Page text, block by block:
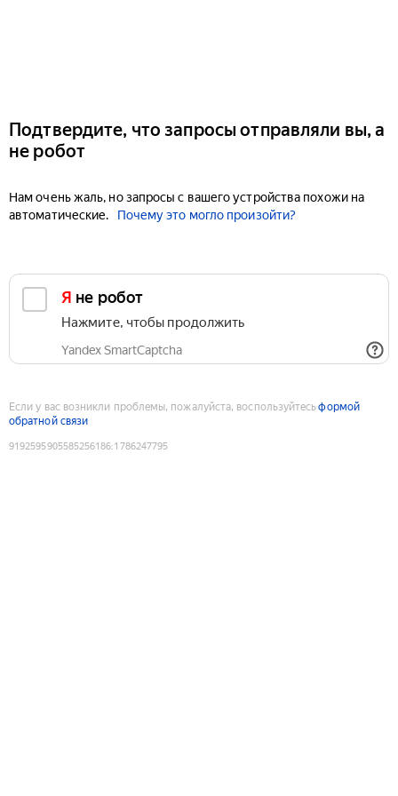
Подтвердите, что запросы отправляли вы, а
не робот
Нам очень жаль, но запросы с вашего устройства похожи на
автоматические.
Почему это могло произойти?
Я не робот
Нажмите, чтобы продолжить
Yandex SmartCaptcha
Если у вас возникли проблемы, пожалуйста, воспользуйтесьформой
обратной связи
9192595905585256186:1786247795